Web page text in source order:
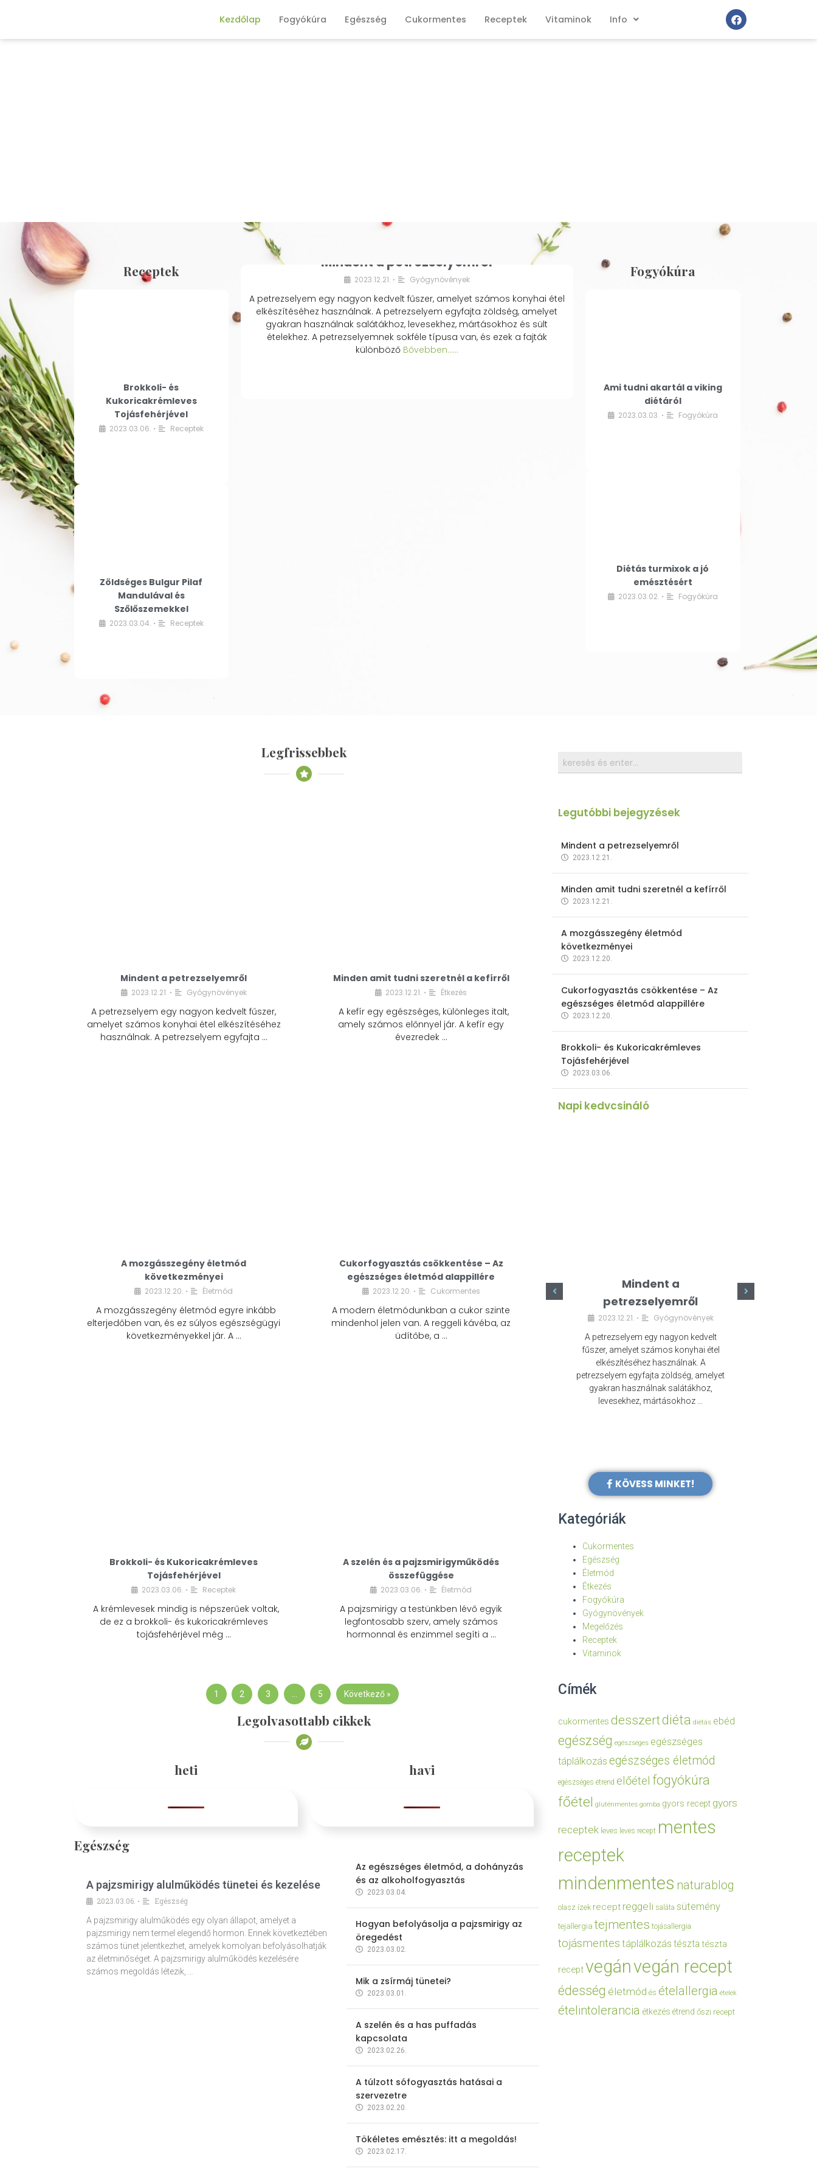
Kezdőlap Fogyókúra Egészség Cukormentes Receptek Vitaminok Info
Receptek
Brokkoli- és
Kukoricakrémleves
Tojásfehérjével
2023.03.06. • Receptek
Zöldséges Bulgur Pilaf
Mandulával és
Szőlőszemekkel
2023.03.04. • Receptek
Mindent a petrezselyemről
2023.12.21. • Gyógynövények
A petrezselyem egy nagyon kedvelt fűszer, amelyet számos konyhai étel
elkészítéséhez használnak. A petrezselyem egyfajta zöldség, amelyet
gyakran használnak salátákhoz, levesekhez, mártásokhoz és sült
ételekhez. A petrezselyemnek sokféle típusa van, és ezek a fajták
különbözőBővebben...…
Fogyókúra
Ami tudni akartál a viking
diétáról
2023.03.03. • Fogyókúra
Diétás turmixok a jó
emésztésért
2023.03.02. • Fogyókúra
Legfrissebbek
Mindent a petrezselyemről
2023.12.21. • Gyógynövények
A petrezselyem egy nagyon kedvelt fűszer,
amelyet számos konyhai étel elkészítéséhez
használnak. A petrezselyem egyfajta …
Minden amit tudni szeretnél a kefírről
2023.12.21. • Étkezés
A kefír egy egészséges, különleges italt,
amely számos előnnyel jár. A kefír egy
évezredek …
A mozgásszegény életmód
következményei
2023.12.20. • Életmód
A mozgásszegény életmód egyre inkább
elterjedőben van, és ez súlyos egészségügyi
következményekkel jár. A …
Cukorfogyasztás csökkentése – Az
egészséges életmód alappillére
2023.12.20. • Cukormentes
A modern életmódunkban a cukor szinte
mindenhol jelen van. A reggeli kávéba, az
üdítőbe, a …
Brokkoli- és Kukoricakrémleves
Tojásfehérjével
2023.03.06. • Receptek
A krémlevesek mindig is népszerűek voltak,
de ez a brokkoli- és kukoricakrémleves
tojásfehérjével még …
A szelén és a pajzsmirigyműködés
összefüggése
2023.03.06. • Életmód
A pajzsmirigy a testünkben lévő egyik
legfontosabb szerv, amely számos
hormonnal és enzimmel segíti a …
1 2 3 5 Következő »
Legolvasottabb cikkek
heti havi
Egészség
A pajzsmirigy alulműködés tünetei és kezelése
2023.03.06. •
Egészség
A pajzsmirigy alulműködés egy olyan állapot, amelyet a
pajzsmirigy nem termel elegendő hormon. Ennek következtében
számos tünet jelentkezhet, amelyek komolyan befolyásolhatják
az életminőséget. A pajzsmirigy alulműködés kezelésére
számos megoldás létezik, …
Az egészséges életmód, a dohányzás
és az alkoholfogyasztás
2023.03.04.
Hogyan befolyásolja a pajzsmirigy az
öregedést
2023.03.02.
Mik a zsírmáj tünetei?
2023.03.01.
A szelén és a has puffadás
kapcsolata
2023.02.26.
A túlzott sófogyasztás hatásai a
szervezetre
2023.02.20.
Tökéletes emésztés: itt a megoldás!
2023.02.17.
Legutóbbi bejegyzések
Mindent a petrezselyemről
2023.12.21.
Minden amit tudni szeretnél a kefírről
2023.12.21.
A mozgásszegény életmód
következményei
2023.12.20.
Cukorfogyasztás csökkentése – Az
egészséges életmód alappillére
2023.12.20.
Brokkoli- és Kukoricakrémleves
Tojásfehérjével
2023.03.06.
Napi kedvcsináló
Cukorfogyasztás
egészséges életmód
alappillére
Mindent a
petrezselyemről
2023.12.21. • Gyógynövények
A petrezselyem egy nagyon kedvelt
fűszer, amelyet számos konyhai étel
elkészítéséhez használnak. A
petrezselyem egyfajta zöldség, amelyet
gyakran használnak salátákhoz,
levesekhez, mártásokhoz …
KÖVESS MINKET!
Kategóriák
Cukormentes
Egészség
Életmód
Étkezés
Fogyókúra
Gyógynövények
Megelőzés
Receptek
Vitaminok
Címék
cukormentes desszertdiéta diétás ebéd
egészség egészséges egészséges
táplálkozás egészséges életmód
egészséges étrend előétel fogyókúra
főétel gluténmentes gomba gyors recept gyors
receptek leves leves recept mentes
receptek
mindenmentes naturablog
olasz ízek recept reggeli saláta sütemény
tejallergia tejmentes tojásallergia
tojásmentes táplálkozás tészta tészta
receptvegánvegán recept
édesség életmód és ételallergia ételek
ételintolerancia étkezés étrend őszi recept